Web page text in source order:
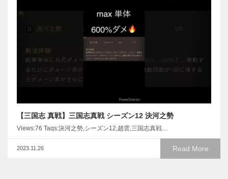
【三国志 真戦】三国志真戦 シーズン12 決河之勢
Views:76 Taqs:決河之勢,シーズン12,趙雲,三国志真戦…
Read More
2023.11.26